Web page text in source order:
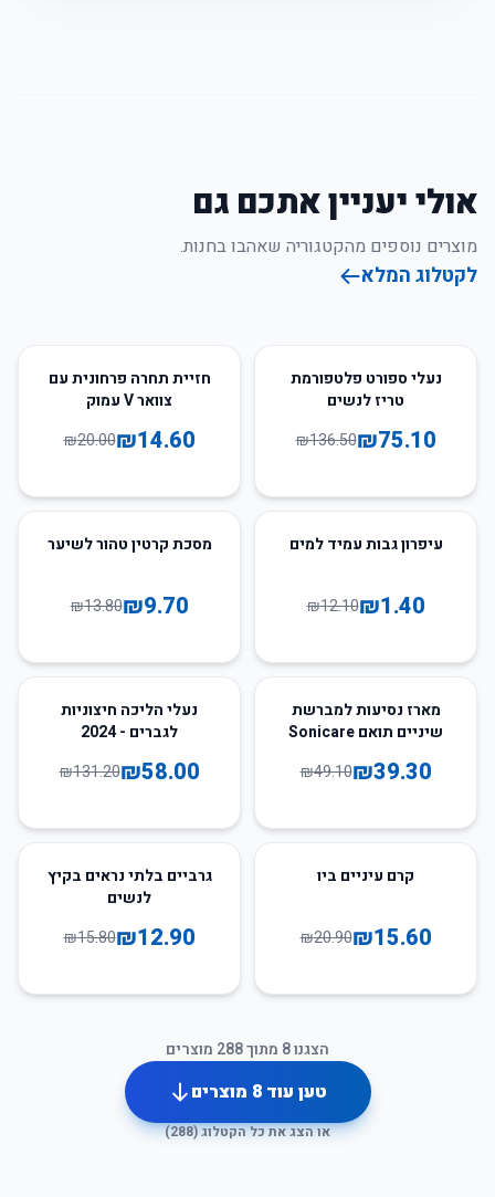
אולי יעניין אתכם גם
מוצרים נוספים מהקטגוריה שאהבו בחנות.
לקטלוג המלא
45
נעלי ספורט פלטפורמת
טריז לנשים
₪75.10
₪136.50
27
חזיית תחרה פרחונית עם
צוואר V עמוק
₪14.60
₪20.00
88
עיפרון גבות עמיד למים
₪1.40
₪12.10
30
מסכת קרטין טהור לשיער
₪9.70
₪13.80
20
מארז נסיעות למברשת
שיניים תואם Sonicare
₪39.30
₪49.10
נעלי הליכה חיצוניות
לגברים - 2024
₪58.00
₪131.20
קרם עיניים ביו
₪15.60
₪20.90
18
גרביים בלתי נראים בקיץ
לנשים
₪12.90
₪15.80
הצגנו8 מתוך288 מוצרים
טען עוד8 מוצרים
או הצג את כל הקטלוג (288
)